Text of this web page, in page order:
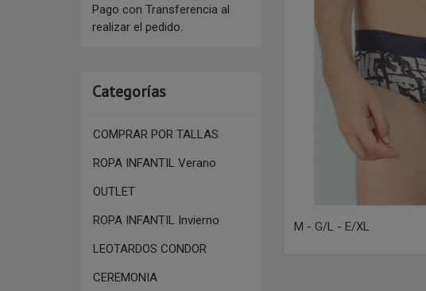
Pago con Transferencia al
realizar el pedido.
Categorías
COMPRAR POR TALLAS
ROPA INFANTIL Verano
OUTLET
ROPA INFANTIL Invierno
LEOTARDOS CONDOR
CEREMONIA
M - G/L - E/XL